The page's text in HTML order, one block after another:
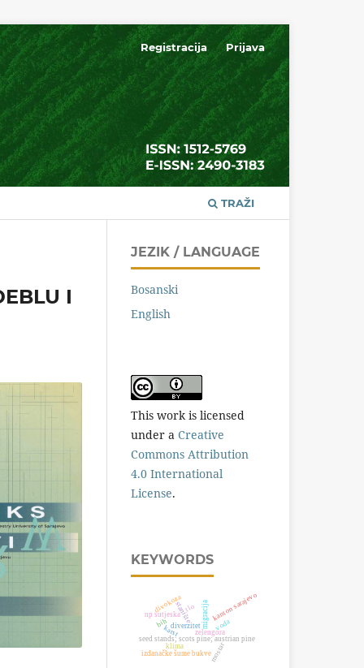
TRAŽI
Registracija Prijava
I
JEZIK / LANGUAGE
Bosanski
English
This work is licensed
under a Creative
Commons Attribution
4.0 International
License.
KEYWORDS
stanište
divokoza
zelengora
np sutjeska migracija
seed stands; scots pine; austrian pine
karst
tlo
voda
klima mostar
izdanačke šume bukve
diverzitet
kanton sarajevo
bih